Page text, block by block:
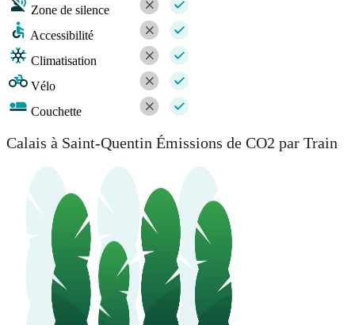
Zone de silence
Accessibilité
Climatisation
Vélo
Couchette
Calais à Saint-Quentin Émissions de CO2 par Train